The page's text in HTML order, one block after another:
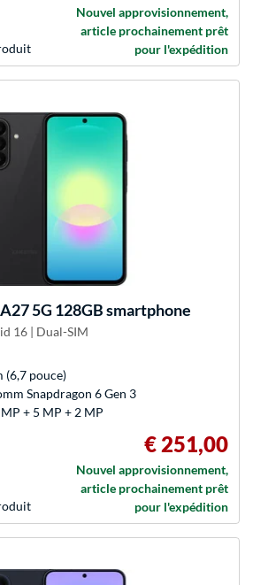
Nouvel approvisionnement,
article prochainement prêt
pour l'expédition
5G 128GB smartphone
16 | Dual-SIM
(6,7 pouce)
Snapdragon 6 Gen 3
+ 5 MP + 2 MP
€ 251,00
Nouvel approvisionnement,
article prochainement prêt
pour l'expédition